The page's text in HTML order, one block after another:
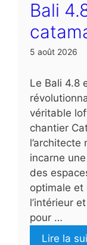
Bali
5 août 2026
Le Bali 4.8
véritable
chantier
l’architecte
incarne
des
optimale et
l’intérieur
pour …
Lire la